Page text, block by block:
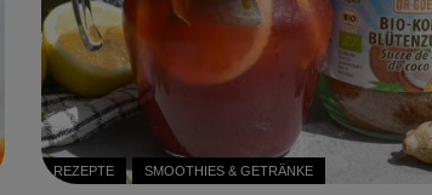
REZEPTE SMOOTHIES & GETRÄNKE